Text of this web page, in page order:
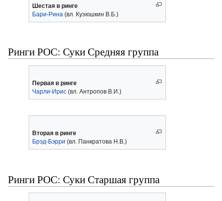
Шестая в ринге
Бари-Рина (вл. Кузюшкин В.Б.)
Ринги РОС: Суки Средняя группа
Первая в ринге
Чарли-Ирис (вл. Антропов В.И.)
Вторая в ринге
Брэд-Бэрри (вл. Панкратова Н.В.)
Ринги РОС: Суки Старшая группа